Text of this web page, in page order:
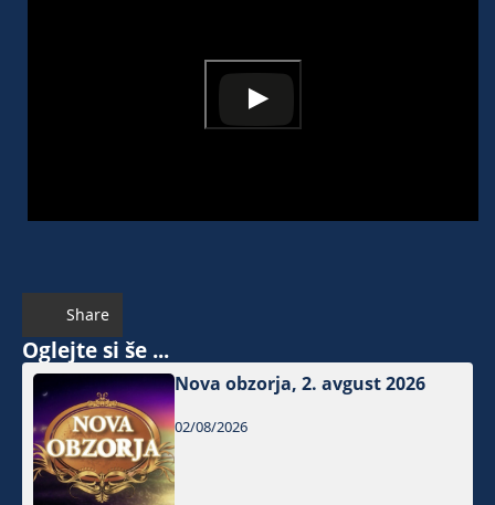
Share
Oglejte si še ...
Nova obzorja, 2. avgust 2026
02/08/2026